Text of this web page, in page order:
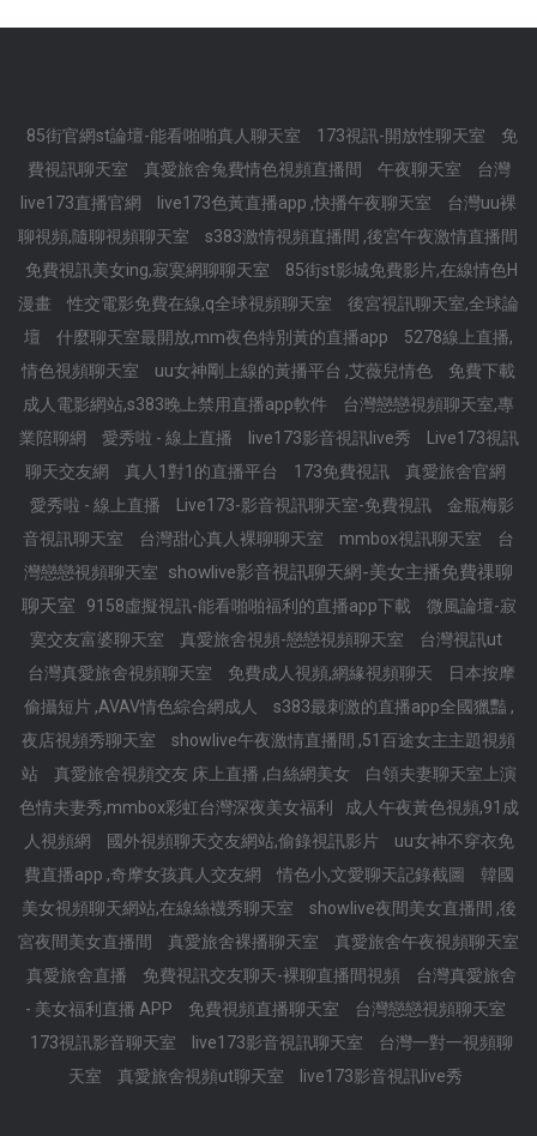
85街官網st論壇-能看啪啪真人聊天室 173視訊-開放性聊天室
免
費視訊聊天室
真愛旅舍兔費情色視頻直播間 午夜聊天室
台灣
live173直播官網
live173色黃直播app ,快播午夜聊天室
台灣uu裸
聊視頻,隨聊視頻聊天室
s383激情視頻直播間 ,後宮午夜激情直播間
免費視訊美女ing,寂寞網聊聊天室
85街st影城免費影片,在線情色H
漫畫
性交電影免費在線,q全球視頻聊天室
後宮視訊聊天室,全球論
壇
什麼聊天室最開放,mm夜色特別黃的直播app
5278線上直播,
情色視頻聊天室
uu女神剛上線的黃播平台 ,艾薇兒情色
免費下載
成人電影網站,s383晚上禁用直播app軟件
台灣戀戀視頻聊天室,專
業陪聊網
愛秀啦 - 線上直播 live173影音視訊live秀
Live173視訊
聊天交友網
真人1對1的直播平台 173免費視訊
真愛旅舍官網
愛秀啦 - 線上直播
Live173-影音視訊聊天室-免費視訊
金瓶梅影
音視訊聊天室
台灣甜心真人裸聊聊天室 mmbox視訊聊天室
台
灣戀戀視頻聊天室
showlive影音視訊聊天網-美女主播免費祼聊
聊天室
9158虛擬視訊-能看啪啪福利的直播app下載
微風論壇-寂
寞交友富婆聊天室
真愛旅舍視頻-戀戀視頻聊天室
台灣視訊ut
台灣真愛旅舍視頻聊天室
免費成人視頻,網緣視頻聊天
日本按摩
偷攝短片 ,AVAV情色綜合網成人
s383最刺激的直播app全國獵豔 ,
夜店視頻秀聊天室
showlive午夜激情直播間 ,51百途女主主題視頻
站
真愛旅舍視頻交友 床上直播 ,白絲網美女
白領夫妻聊天室上演
色情夫妻秀,mmbox彩虹台灣深夜美女福利
成人午夜黃色視頻,91成
人視頻網
國外視頻聊天交友網站,偷錄視訊影片
uu女神不穿衣免
費直播app ,奇摩女孩真人交友網
情色小,文愛聊天記錄截圖
韓國
美女視頻聊天網站,在線絲襪秀聊天室
showlive夜間美女直播間 ,後
宮夜間美女直播間
真愛旅舍裸播聊天室
真愛旅舍午夜視頻聊天室
真愛旅舍直播
免費視訊交友聊天-裸聊直播間視頻
台灣真愛旅舍
- 美女福利直播 APP
免費視頻直播聊天室
台灣戀戀視頻聊天室
173視訊影音聊天室
live173影音視訊聊天室
台灣一對一視頻聊
天室
真愛旅舍視頻ut聊天室 live173影音視訊live秀